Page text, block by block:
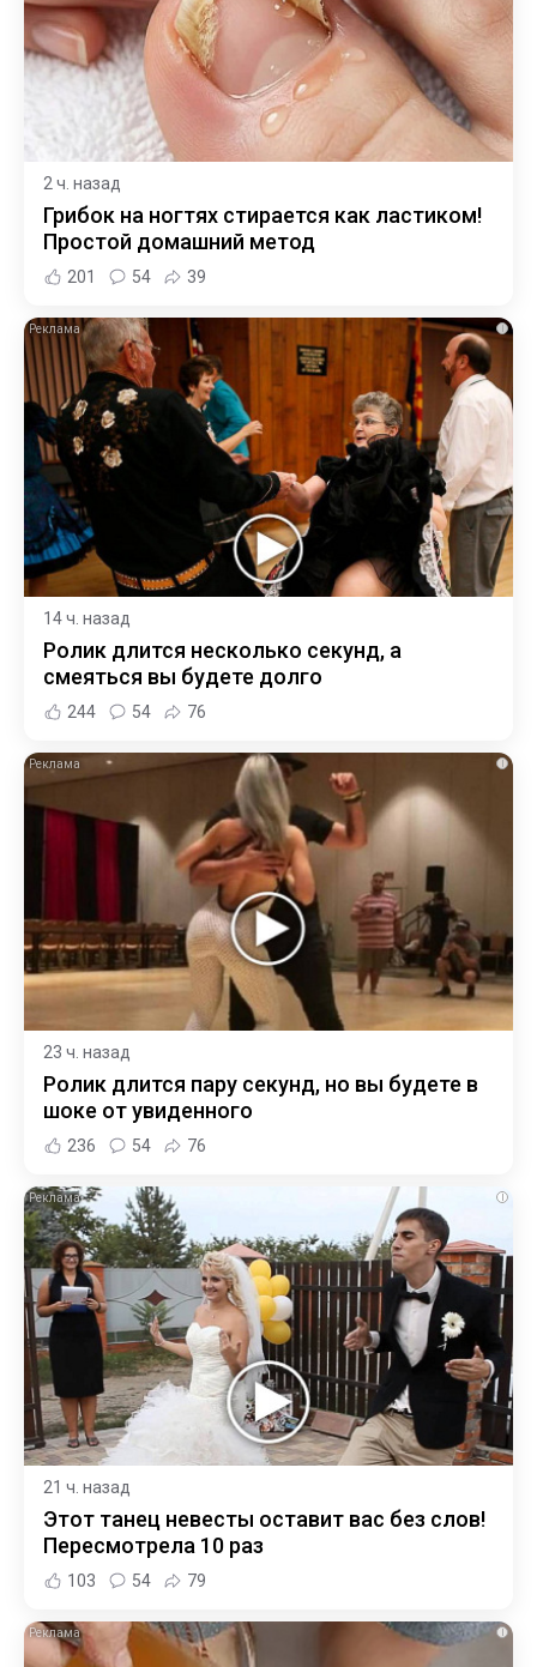
2 ч. назад
Грибок на ногтях стирается как ластиком!
Простой домашний метод
201 54 39
i
14 ч. назад
Ролик длится несколько секунд, а
смеяться вы будете долго
244 54 76
i
23 ч. назад
Ролик длится пару секунд, но вы будете в
шоке от увиденного
236 54 76
i
21 ч. назад
Этот танец невесты оставит вас без слов!
Пересмотрела 10 раз
103 54 79
i